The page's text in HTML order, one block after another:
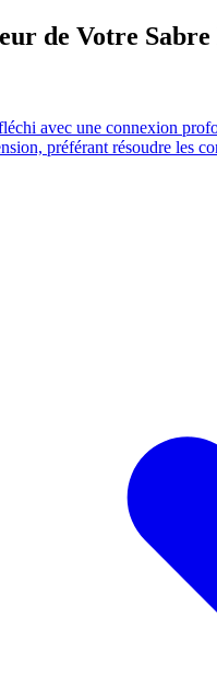
de Votre
avec une connexion
préférant résoudre les